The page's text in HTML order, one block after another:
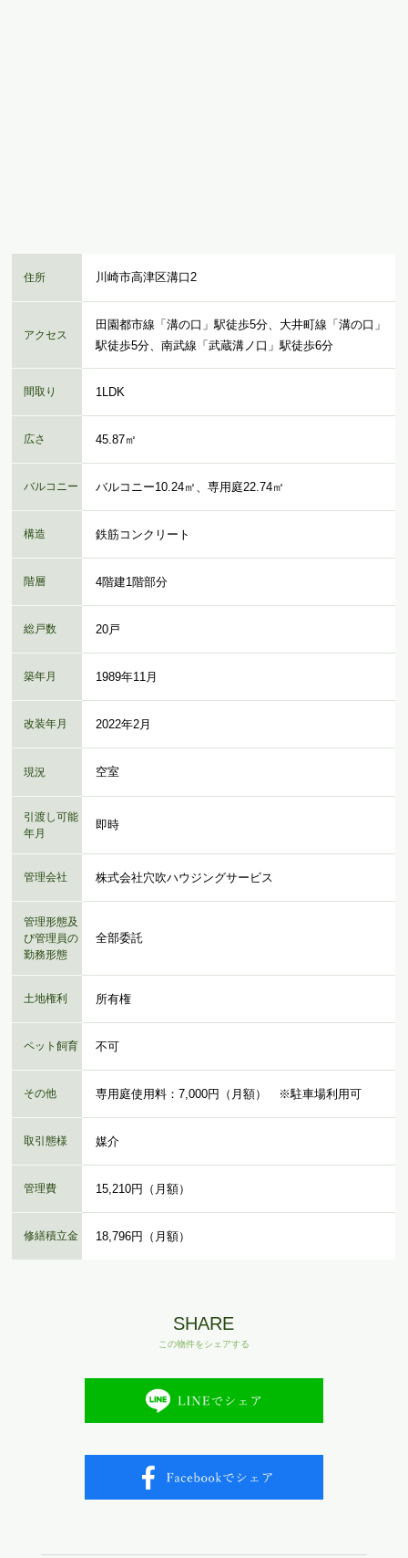
住所 川崎市高津区溝口2
アクセス
田園都市線「溝の口」駅徒歩5分、大井町線「溝の口」
駅徒歩5分、南武線「武蔵溝ノ口」駅徒歩6分
間取り 1LDK
広さ 45.87㎡
バルコニー バルコニー10.24㎡、専用庭22.74㎡
構造 鉄筋コンクリート
階層 4階建1階部分
総戸数 20戸
築年月 1989年11月
改装年月 2022年2月
現況 空室
引渡し可能
年月
即時
管理会社 株式会社穴吹ハウジングサービス
管理形態及
び管理員の
勤務形態
全部委託
土地権利 所有権
ペット飼育 不可
その他 専用庭使用料：7,000円（月額） ※駐車場利用可
取引態様 媒介
管理費 15,210円（月額）
修繕積立金 18,796円（月額）
SHARE
この物件をシェアする